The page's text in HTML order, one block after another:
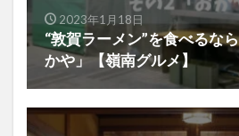
2023年1月18日
“敦賀ラーメン”を食べるな
かや」【嶺南グルメ】